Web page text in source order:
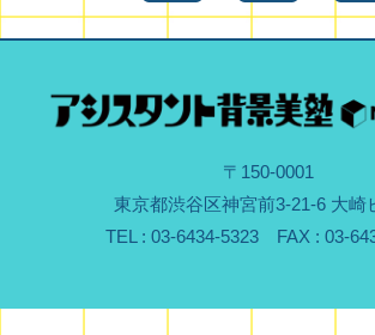
〒150-0001
東京都渋谷区神宮前3-21-6 大崎
TEL : 03-6434-5323 FAX : 03-